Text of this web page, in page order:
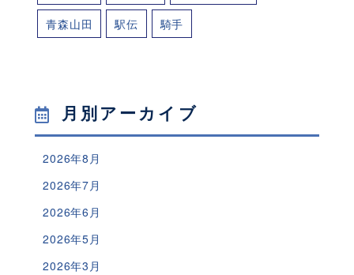
青森山田 駅伝 騎手
月別アーカイブ
2026年8月
2026年7月
2026年6月
2026年5月
2026年3月